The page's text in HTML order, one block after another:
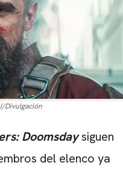
Divulgación
Doomsdaysiguen
del elenco ya